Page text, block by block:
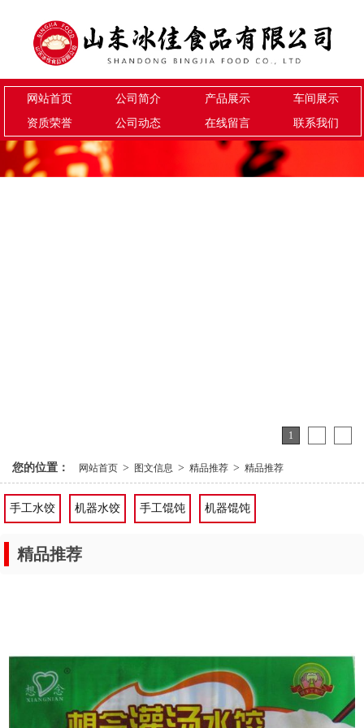
网站首页 公司简介 产品展示
车间展示
资质荣誉
公司动态 在线留言 联系我们
1
您的位置： 网站首页 > 图文信息 > 精品推荐 > 精品推荐
手工水饺 机器水饺 手工馄饨 机器馄饨
精品推荐